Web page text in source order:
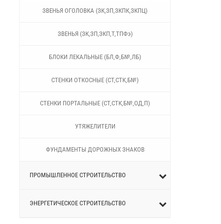
ЗВЕНЬЯ ОГОЛОВКА (ЗК,ЗП,ЗКПК,ЗКПЦ)
ЗВЕНЬЯ (ЗК,ЗП,ЗКП,Т,ТПФэ)
БЛОКИ ЛЕКАЛЬНЫЕ (БЛ,Ф,Б№,ЛБ)
СТЕНКИ ОТКОСНЫЕ (СТ,СТК,Б№)
СТЕНКИ ПОРТАЛЬНЫЕ (СТ,СТК,Б№,ОД,П)
УТЯЖЕЛИТЕЛИ
ФУНДАМЕНТЫ ДОРОЖНЫХ ЗНАКОВ
ПРОМЫШЛЕННОЕ СТРОИТЕЛЬСТВО
ЭНЕРГЕТИЧЕСКОЕ СТРОИТЕЛЬСТВО